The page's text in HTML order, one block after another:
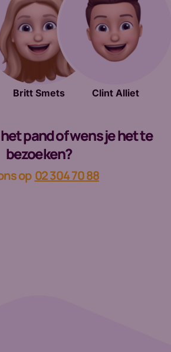
Clint Alliet
Britt Smets
pand of wens je het te
bezoeken?
op 02 304 70 88